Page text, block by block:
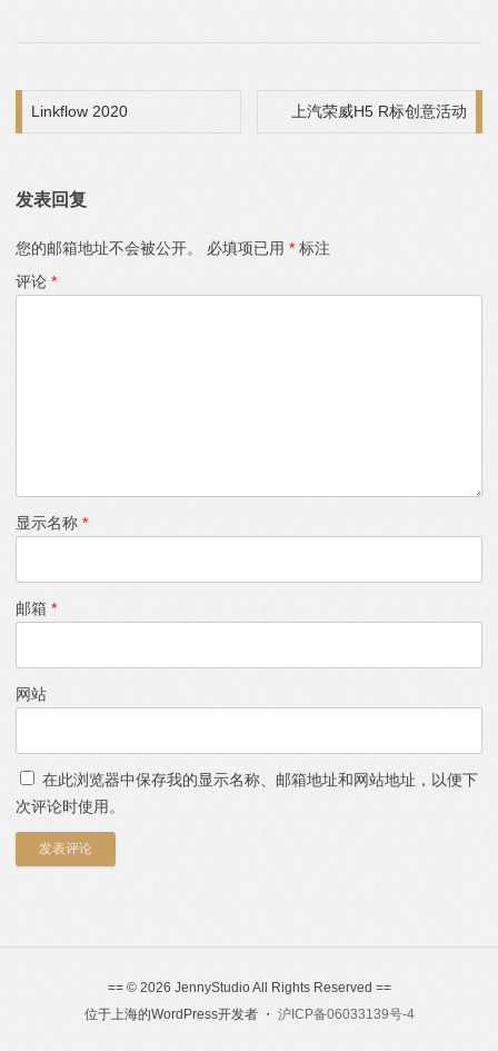
文章导航
Linkflow 2020 上汽荣威H5 R标创意活动
发表回复
您的邮箱地址不会被公开。 必填项已用 * 标注
评论 *
显示名称 *
邮箱 *
网站
在此浏览器中保存我的显示名称、邮箱地址和网站地址，以便下
次评论时使用。
== © 2026 JennyStudio All Rights Reserved ==
位于上海的WordPress开发者 ・ 沪ICP备06033139号-4